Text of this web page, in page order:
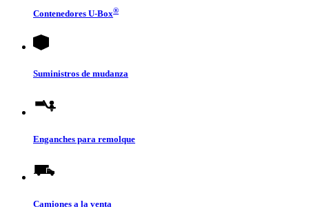
Contenedores U-Box®
Suministros de mudanza
Enganches para remolque
Camiones a la venta